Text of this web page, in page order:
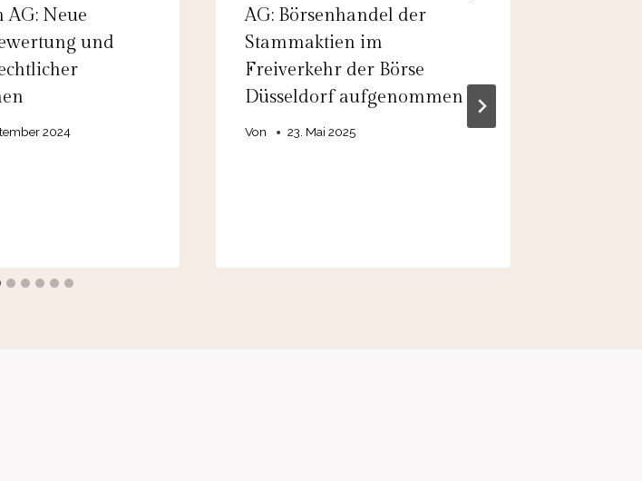
AG: Neue
und
2024
AG: Börsenhandel der
Stammaktien im
Freiverkehr der Börse
Düsseldorf aufgenommen
Von 23. Mai 2025